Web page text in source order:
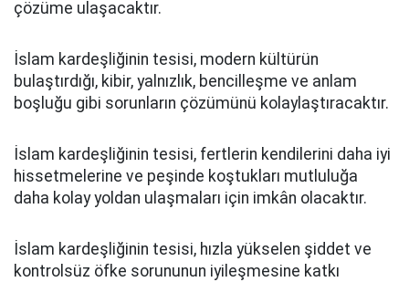
çözüme ulaşacaktır.
İslam kardeşliğinin tesisi, modern kültürün
bulaştırdığı, kibir, yalnızlık, bencilleşme ve anlam
boşluğu gibi sorunların çözümünü kolaylaştıracaktır.
İslam kardeşliğinin tesisi, fertlerin kendilerini daha iyi
hissetmelerine ve peşinde koştukları mutluluğa
daha kolay yoldan ulaşmaları için imkân olacaktır.
İslam kardeşliğinin tesisi, hızla yükselen şiddet ve
kontrolsüz öfke sorununun iyileşmesine katkı